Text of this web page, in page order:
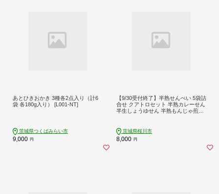
あとひきおかき 3種各2点入り（計6
袋 各180g入り） [L001-NT]
茨城県つくばみらい市
9,000 円
【9/30受付終了】半熟せんべい 5袋詰
合せ クアトロセット 半熟カレーせん
半生しょうゆせん 半熟もんじゃ煎餅
ゃ ぬれせんべい せんべい 煎餅 煎餅
屋仙七 [AO008sa]
茨城県桜川市
8,000 円